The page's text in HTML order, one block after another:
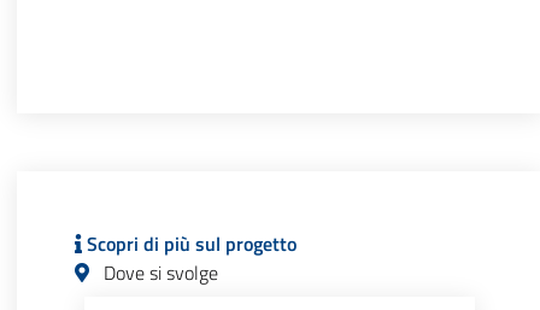
Scopri di più sul progetto
Dove si svolge